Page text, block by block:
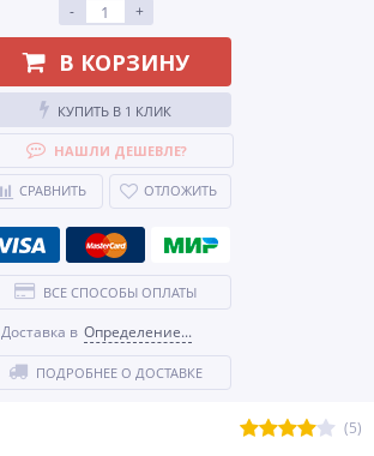
(5)
-
+
В КОРЗИНУ
КУПИТЬ В 1 КЛИК
НАШЛИ ДЕШЕВЛЕ?
СРАВНИТЬ ОТЛОЖИТЬ
ВСЕ СПОСОБЫ ОПЛАТЫ
Доставка в Определение...
ПОДРОБНЕЕ О ДОСТАВКЕ